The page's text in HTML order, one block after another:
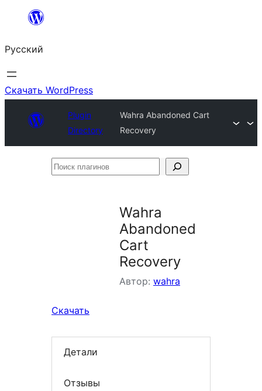
Перейти
содержимому
Русский
Скачать WordPress
Plugin
Directory
Wahra Abandoned Cart
Recovery
Поиск
Wahra
Abandoned
Cart
Recovery
Автор: wahra
Скачать
Детали
Отзывы